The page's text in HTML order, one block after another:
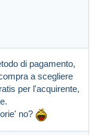
di pagamento,
a scegliere
per l'acquirente,
no?